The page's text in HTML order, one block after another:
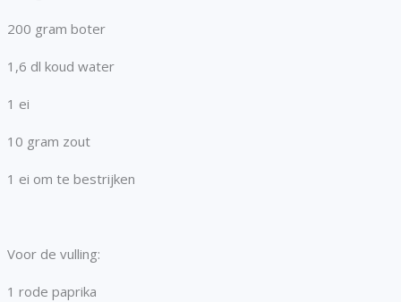
200 gram boter
1,6 dl koud water
1 ei
10 gram zout
1 ei om te bestrijken
Voor de vulling:
1 rode paprika